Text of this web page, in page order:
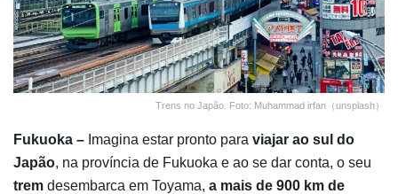
Trens no Japão. Foto: Muhammad irfan（unsplash）
Fukuoka – Imagina estar pronto para viajar ao sul do
Japão, na província de Fukuoka e ao se dar conta, o seu
trem desembarca em Toyama, a mais de 900 km de